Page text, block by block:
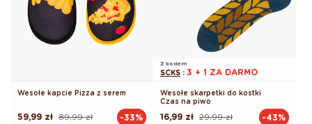
Wesołe kapcie Pizza z serem
Cena
89,99 zł
Cena
59,99 zł -33%
Z kodem
SCKS : 3 + 1 ZA DARMO
Wesołe skarpetki do kostki
Czas na piwo
Cena
29,99 zł
Cena
16,99 zł -43%